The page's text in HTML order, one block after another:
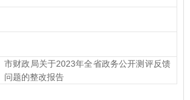
市财政局关于2023年全省政务公开测评反馈
问题的整改报告